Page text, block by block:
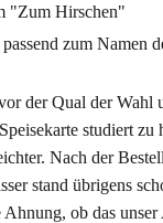
zum Namen
der Qual der Wahl
studiert zu
Nach der
stand übrigens
ob das